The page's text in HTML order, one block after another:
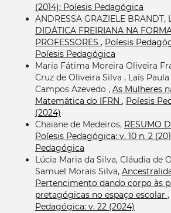
(2014): Poíesis Pedagógica
ANDRESSA GRAZIELE BRANDT,
DIDÁTICA FREIRIANA NA
PROFESSORES , Poíesis
Poíesis Pedagógica
Maria Fátima Moreira Oliveira
Cruz de Oliveira Silva , Laís
Campos Azevedo , As Mulheres
Matemática do IFRN , Poíesis
(2024)
Chaiane de Medeiros, RESUMO
Poíesis Pedagógica: v. 10 n. 2
Pedagógica
Lúcia Maria da Silva, Cláudia de
Samuel Morais Silva,
Pertencimento dando corpo às
pretagógicas no espaço escolar ,
Pedagógica: v. 22 (2024)